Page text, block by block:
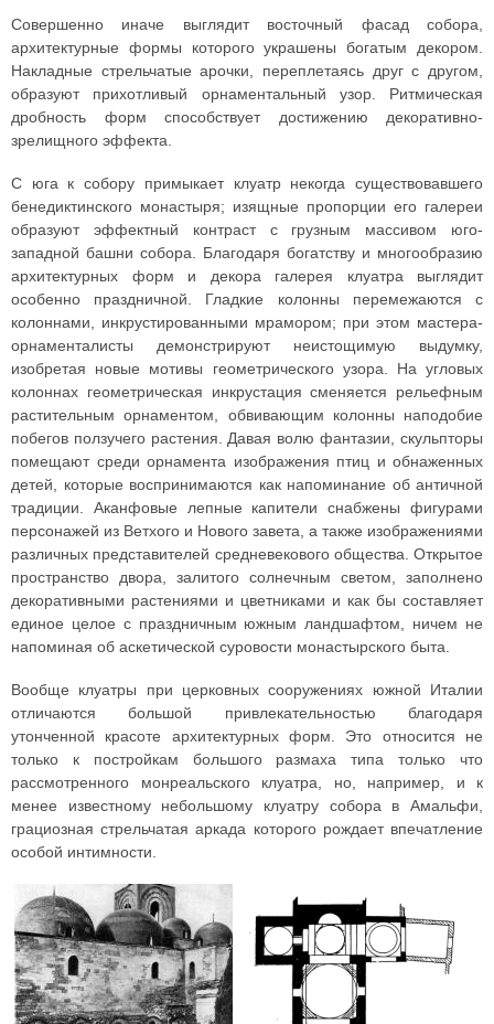
Совершенно иначе выглядит восточный фасад собора,
архитектурные формы которого украшены богатым декором.
Накладные стрельчатые арочки, переплетаясь друг с другом,
образуют прихотливый орнаментальный узор. Ритмическая
дробность форм способствует достижению декоративно-
зрелищного эффекта.
С юга к собору примыкает клуатр некогда существовавшего
бенедиктинского монастыря; изящные пропорции его галереи
образуют эффектный контраст с грузным массивом юго-
западной башни собора. Благодаря богатству и многообразию
архитектурных форм и декора галерея клуатра выглядит
особенно праздничной. Гладкие колонны перемежаются с
колоннами, инкрустированными мрамором; при этом мастера-
орнаменталисты демонстрируют неистощимую выдумку,
изобретая новые мотивы геометрического узора. На угловых
колоннах геометрическая инкрустация сменяется рельефным
растительным орнаментом, обвивающим колонны наподобие
побегов ползучего растения. Давая волю фантазии, скульпторы
помещают среди орнамента изображения птиц и обнаженных
детей, которые воспринимаются как напоминание об античной
традиции. Аканфовые лепные капители снабжены фигурами
персонажей из Ветхого и Нового завета, а также изображениями
различных представителей средневекового общества. Открытое
пространство двора, залитого солнечным светом, заполнено
декоративными растениями и цветниками и как бы составляет
единое целое с праздничным южным ландшафтом, ничем не
напоминая об аскетической суровости монастырского быта.
Вообще клуатры при церковных сооружениях южной Италии
отличаются большой привлекательностью благодаря
утонченной красоте архитектурных форм. Это относится не
только к постройкам большого размаха типа только что
рассмотренного монреальского клуатра, но, например, и к
менее известному небольшому клуатру собора в Амальфи,
грациозная стрельчатая аркада которого рождает впечатление
особой интимности.